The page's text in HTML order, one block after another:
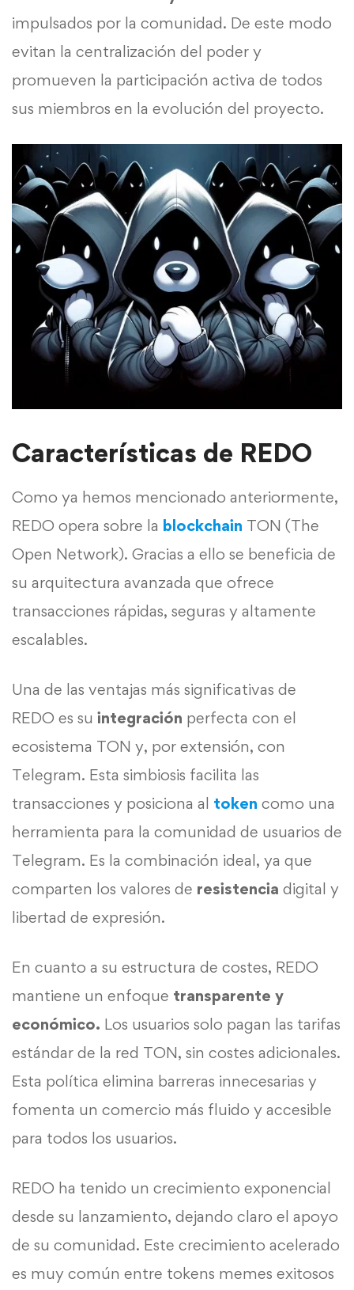
impulsados por la comunidad. De este modo
evitan la centralización del poder y
promueven la participación activa de todos
sus miembros en la evolución del proyecto.
Características de REDO
Como ya hemos mencionado anteriormente,
REDO opera sobre la blockchain TON (The
Open Network). Gracias a ello se beneficia de
su arquitectura avanzada que ofrece
transacciones rápidas, seguras y altamente
escalables.
Una de las ventajas más significativas de
REDO es su integración perfecta con el
ecosistema TON y, por extensión, con
Telegram. Esta simbiosis facilita las
transacciones y posiciona al token como una
herramienta para la comunidad de usuarios de
Telegram. Es la combinación ideal, ya que
comparten los valores de resistencia digital y
libertad de expresión.
En cuanto a su estructura de costes, REDO
mantiene un enfoque transparente y
económico. Los usuarios solo pagan las tarifas
estándar de la red TON, sin costes adicionales.
Esta política elimina barreras innecesarias y
fomenta un comercio más fluido y accesible
para todos los usuarios.
REDO ha tenido un crecimiento exponencial
desde su lanzamiento, dejando claro el apoyo
de su comunidad. Este crecimiento acelerado
es muy común entre tokens memes exitosos